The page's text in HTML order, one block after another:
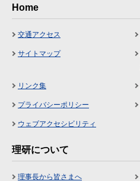
Home
交通アクセス
サイトマップ
リンク集
プライバシーポリシー
ウェブアクセシビリティ
理研について
理事長から皆さまへ